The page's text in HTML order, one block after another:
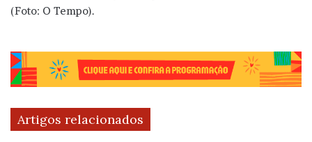
(Foto: O Tempo).
Artigos relacionados